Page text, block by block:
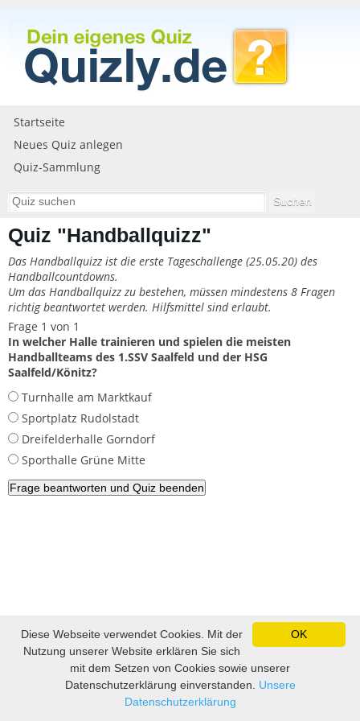
Startseite
Neues Quiz anlegen
Quiz-Sammlung
Quiz "Handballquizz"
Das Handballquizz ist die erste Tageschallenge (25.05.20) des
Handballcountdowns.
Um das Handballquizz zu bestehen, müssen mindestens 8 Fragen
richtig beantwortet werden. Hilfsmittel sind erlaubt.
Frage 1 von 1
In welcher Halle trainieren und spielen die meisten
Handballteams des 1.SSV Saalfeld und der HSG
Saalfeld/Könitz?
Turnhalle am Marktkauf
Sportplatz Rudolstadt
Dreifelderhalle Gorndorf
Sporthalle Grüne Mitte
Lustige Bilder, lustige
Videos und Witze |Witze| Sprüche|Fußball Tippspiel
OK
Diese Webseite verwendet Cookies. Mit der
Nutzung unserer Website erklären Sie sich
mit dem Setzen von Cookies sowie unserer
Datenschutzerklärung einverstanden. Unsere
Datenschutzerklärung